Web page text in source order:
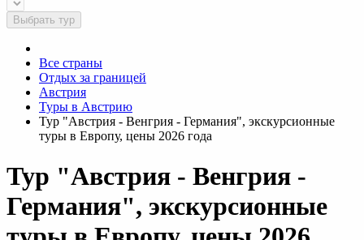
Выбрать тур
Все страны
Отдых за границей
Австрия
Туры в Австрию
Тур "Австрия - Венгрия - Германия", экскурсионные
туры в Европу, цены 2026 года
Тур "Австрия - Венгрия -
Германия", экскурсионные